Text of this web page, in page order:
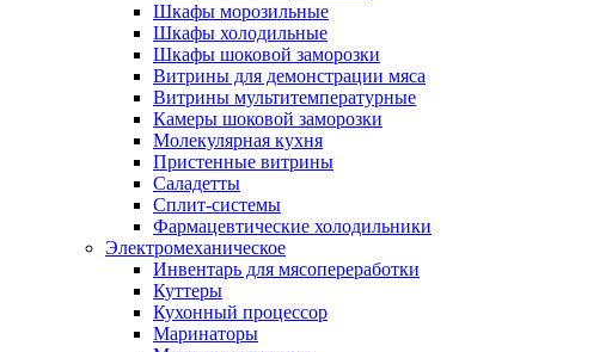
Шкафы морозильные
Шкафы холодильные
Шкафы шоковой заморозки
Витрины для демонстрации мяса
Витрины мультитемпературные
Камеры шоковой заморозки
Молекулярная кухня
Пристенные витрины
Саладетты
Сплит-системы
Фармацевтические холодильники
Электромеханическое
Инвентарь для мясопереработки
Куттеры
Кухонный процессор
Маринаторы